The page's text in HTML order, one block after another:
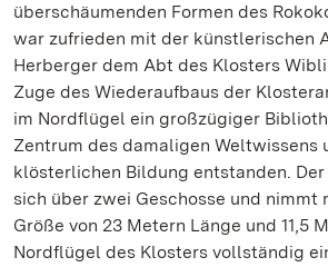
überschäumenden Formen des
war zufrieden mit der künstlerischen
Herberger dem Abt des Klosters
Zuge des Wiederaufbaus der
im Nordflügel ein großzügiger
Zentrum des damaligen Weltwissens
klösterlichen Bildung entstanden.
sich über zwei Geschosse und nimmt
Größe von 23 Metern Länge und 11,5
Nordflügel des Klosters vollständig